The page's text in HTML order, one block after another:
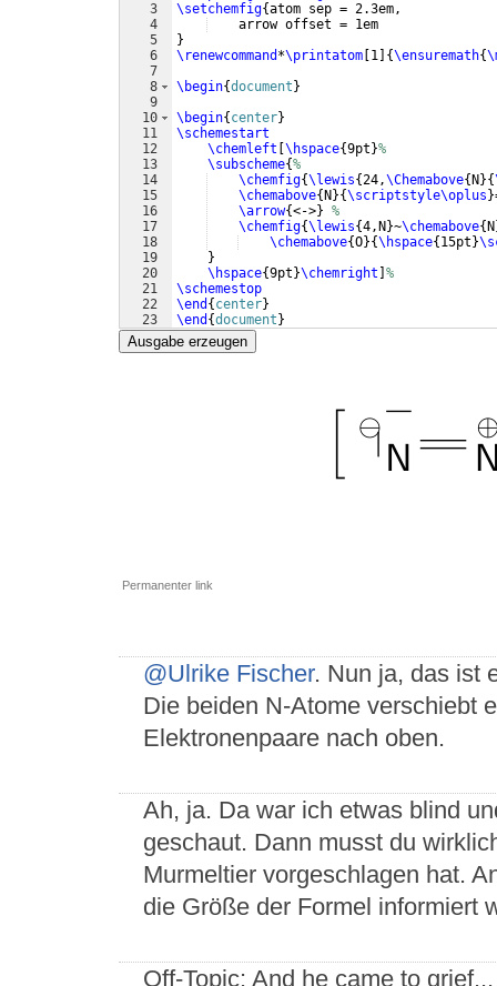
3
4
5
6
7
8
9
10
11
12
13
14
15
16
17
18
19
20
21
22
23
\setchemfig{atom sep = 2.3em,
    arrow offset = 1em
}
\renewcommand *\printatom 1 {\ensuremath{
\begin{document }
\begin{ center}
\schemestart
\chemleft \hspace{9pt }%
\subscheme{%
\chemfig{\lewis{24,\Chemabove{ N }{
\chemabove{ N }{\scriptstyle\oplus }
\arrow{<->} %
\chemfig{\lewis{4,N }~\chemabove{ N
\chemabove{O}{\hspace{ 15pt }
}
\hspace{9pt }\chemright %
\schemestop
\end { center}
\end {document }
Ausgabe erzeugen
Permanenter link
@Ulrike Fischer. Nun ja, das ist
Die beiden N-Atome verschiebt
Elektronenpaare nach oben.
Ah, ja. Da war ich etwas blind
geschaut. Dann musst du
Murmeltier vorgeschlagen hat.
die Größe der Formel informiert
Off-Topic: And he came to grief...